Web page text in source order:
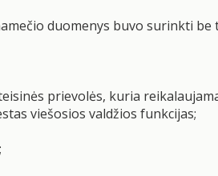
duomenys buvo surinkti be
prievolės, kuria
viešosios valdžios funkcijas;